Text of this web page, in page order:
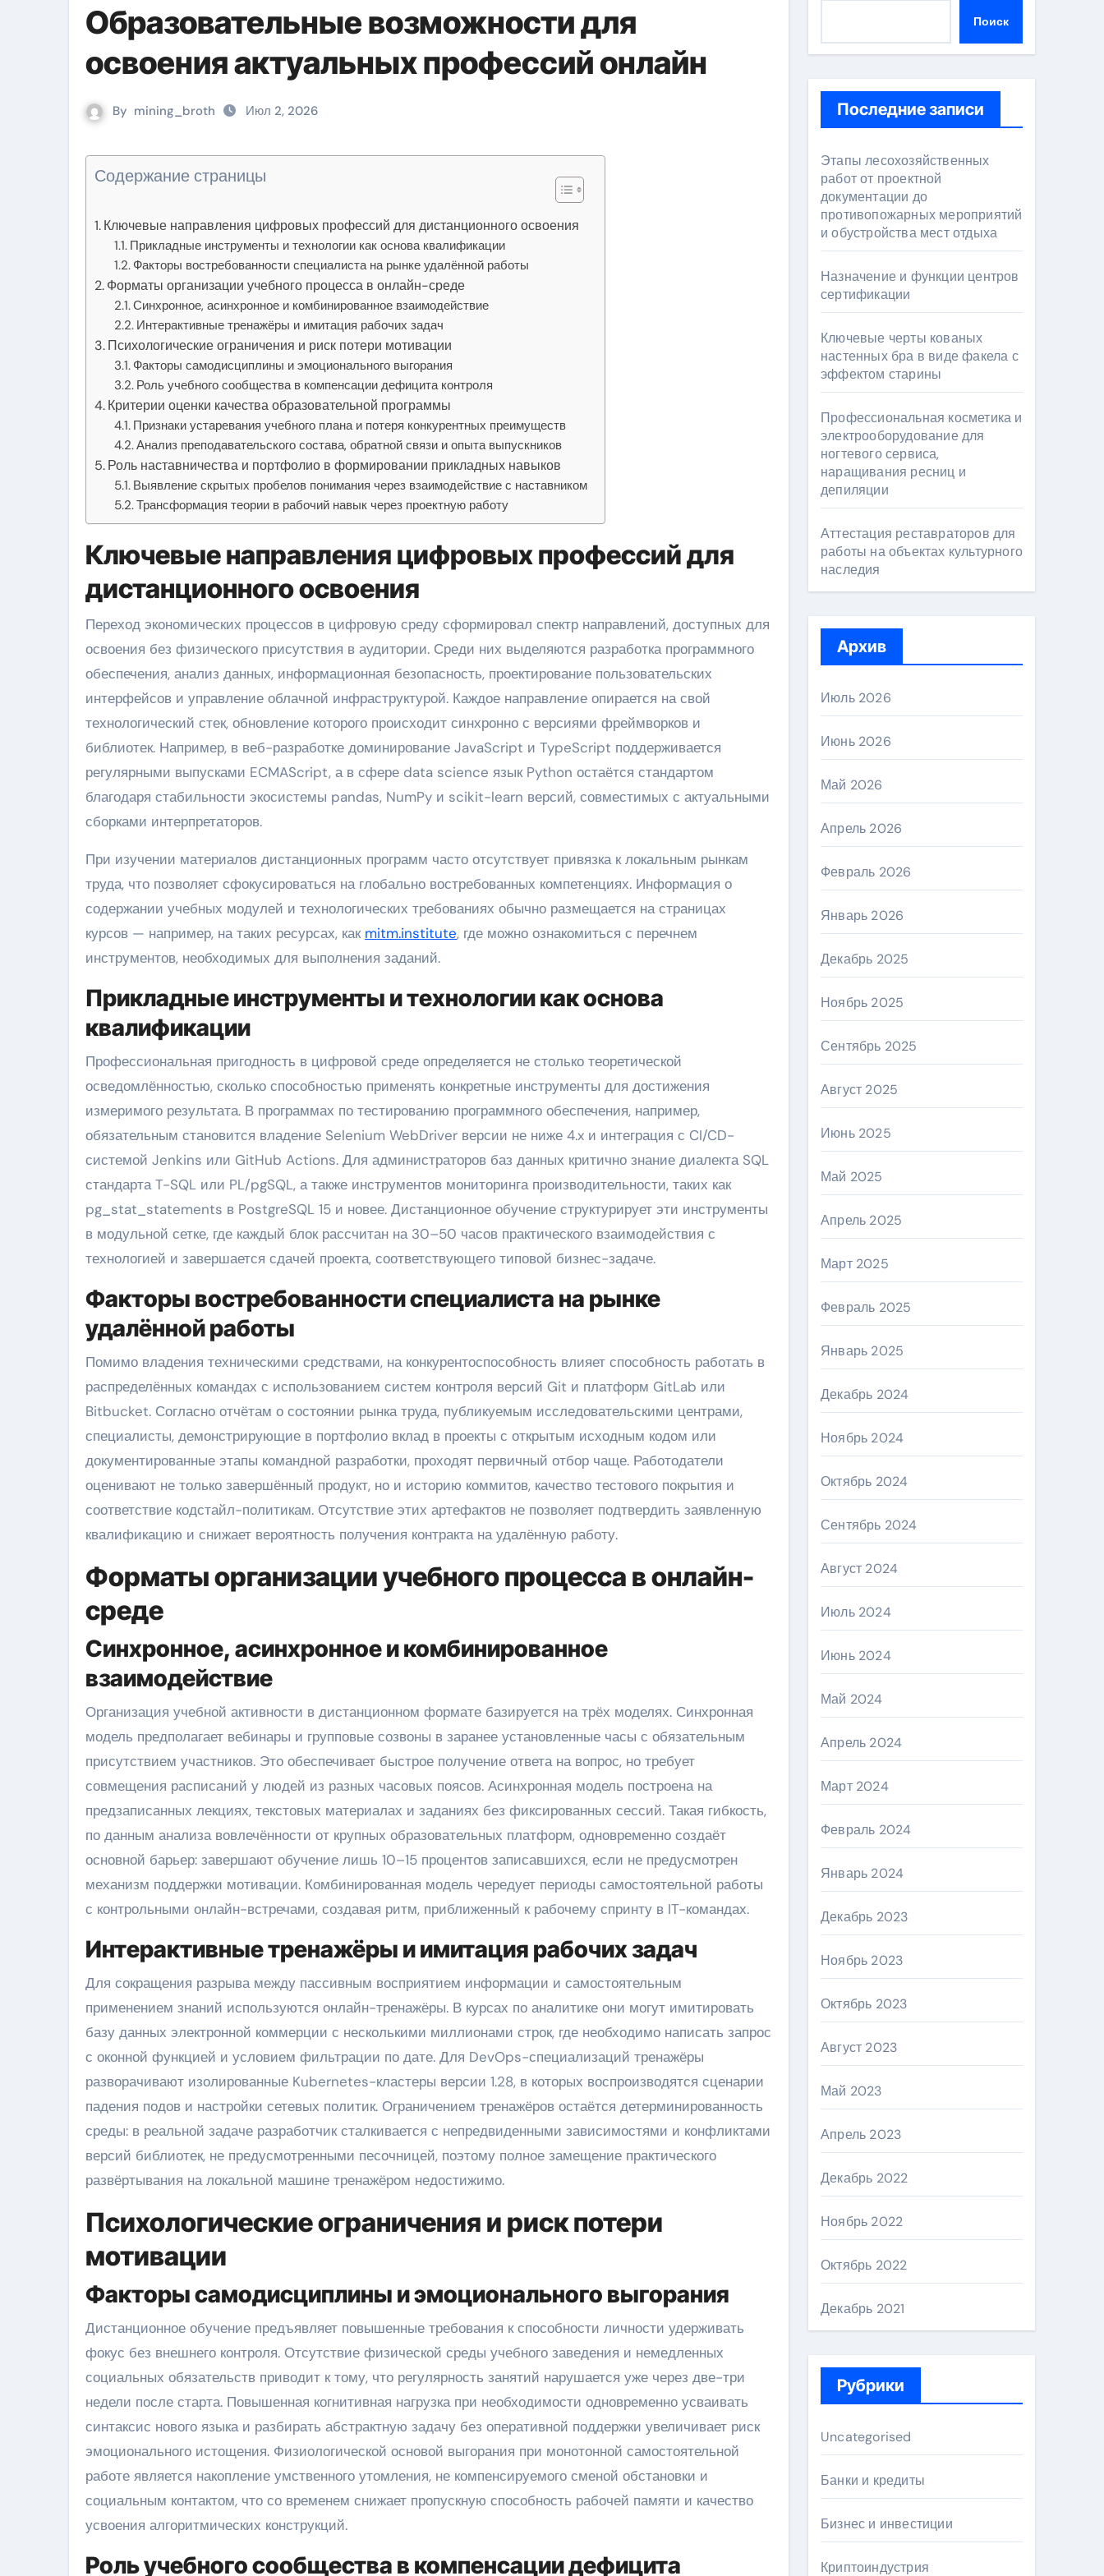
Образовательные возможности для
освоения актуальных профессий онлайн
By mining_broth Июл 2, 2026
Содержание страницы
Ключевые направления цифровых профессий для дистанционного освоения
Прикладные инструменты и технологии как основа квалификации
Факторы востребованности специалиста на рынке удалённой работы
Форматы организации учебного процесса в онлайн-среде
Синхронное, асинхронное и комбинированное взаимодействие
Интерактивные тренажёры и имитация рабочих задач
Психологические ограничения и риск потери мотивации
Факторы самодисциплины и эмоционального выгорания
Роль учебного сообщества в компенсации дефицита контроля
Критерии оценки качества образовательной программы
Признаки устаревания учебного плана и потеря конкурентных преимуществ
Анализ преподавательского состава, обратной связи и опыта выпускников
Роль наставничества и портфолио в формировании прикладных навыков
Выявление скрытых пробелов понимания через взаимодействие с наставником
Трансформация теории в рабочий навык через проектную работу
Ключевые направления цифровых профессий для
дистанционного освоения
Переход экономических процессов в цифровую среду сформировал спектр направлений, доступных для
освоения без физического присутствия в аудитории. Среди них выделяются разработка программного
обеспечения, анализ данных, информационная безопасность, проектирование пользовательских
интерфейсов и управление облачной инфраструктурой. Каждое направление опирается на свой
технологический стек, обновление которого происходит синхронно с версиями фреймворков и
библиотек. Например, в веб-разработке доминирование JavaScript и TypeScript поддерживается
регулярными выпусками ECMAScript, а в сфере data science язык Python остаётся стандартом
благодаря стабильности экосистемы pandas, NumPy и scikit-learn версий, совместимых с актуальными
сборками интерпретаторов.
При изучении материалов дистанционных программ часто отсутствует привязка к локальным рынкам
труда, что позволяет сфокусироваться на глобально востребованных компетенциях. Информация о
содержании учебных модулей и технологических требованиях обычно размещается на страницах
курсов — например, на таких ресурсах, как mitm.institute, где можно ознакомиться с перечнем
инструментов, необходимых для выполнения заданий.
Прикладные инструменты и технологии как основа
квалификации
Профессиональная пригодность в цифровой среде определяется не столько теоретической
осведомлённостью, сколько способностью применять конкретные инструменты для достижения
измеримого результата. В программах по тестированию программного обеспечения, например,
обязательным становится владение Selenium WebDriver версии не ниже 4.x и интеграция с CI/CD-
системой Jenkins или GitHub Actions. Для администраторов баз данных критично знание диалекта SQL
стандарта T-SQL или PL/pgSQL, а также инструментов мониторинга производительности, таких как
pg_stat_statements в PostgreSQL 15 и новее. Дистанционное обучение структурирует эти инструменты
в модульной сетке, где каждый блок рассчитан на 30–50 часов практического взаимодействия с
технологией и завершается сдачей проекта, соответствующего типовой бизнес-задаче.
Факторы востребованности специалиста на рынке
удалённой работы
Помимо владения техническими средствами, на конкурентоспособность влияет способность работать в
распределённых командах с использованием систем контроля версий Git и платформ GitLab или
Bitbucket. Согласно отчётам о состоянии рынка труда, публикуемым исследовательскими центрами,
специалисты, демонстрирующие в портфолио вклад в проекты с открытым исходным кодом или
документированные этапы командной разработки, проходят первичный отбор чаще. Работодатели
оценивают не только завершённый продукт, но и историю коммитов, качество тестового покрытия и
соответствие кодстайл-политикам. Отсутствие этих артефактов не позволяет подтвердить заявленную
квалификацию и снижает вероятность получения контракта на удалённую работу.
Форматы организации учебного процесса в онлайн-
среде
Синхронное, асинхронное и комбинированное
взаимодействие
Организация учебной активности в дистанционном формате базируется на трёх моделях. Синхронная
модель предполагает вебинары и групповые созвоны в заранее установленные часы с обязательным
присутствием участников. Это обеспечивает быстрое получение ответа на вопрос, но требует
совмещения расписаний у людей из разных часовых поясов. Асинхронная модель построена на
предзаписанных лекциях, текстовых материалах и заданиях без фиксированных сессий. Такая гибкость,
по данным анализа вовлечённости от крупных образовательных платформ, одновременно создаёт
основной барьер: завершают обучение лишь 10–15 процентов записавшихся, если не предусмотрен
механизм поддержки мотивации. Комбинированная модель чередует периоды самостоятельной работы
с контрольными онлайн-встречами, создавая ритм, приближенный к рабочему спринту в IT-командах.
Интерактивные тренажёры и имитация рабочих задач
Для сокращения разрыва между пассивным восприятием информации и самостоятельным
применением знаний используются онлайн-тренажёры. В курсах по аналитике они могут имитировать
базу данных электронной коммерции с несколькими миллионами строк, где необходимо написать запрос
с оконной функцией и условием фильтрации по дате. Для DevOps-специализаций тренажёры
разворачивают изолированные Kubernetes-кластеры версии 1.28, в которых воспроизводятся сценарии
падения подов и настройки сетевых политик. Ограничением тренажёров остаётся детерминированность
среды: в реальной задаче разработчик сталкивается с непредвиденными зависимостями и конфликтами
версий библиотек, не предусмотренными песочницей, поэтому полное замещение практического
развёртывания на локальной машине тренажёром недостижимо.
Психологические ограничения и риск потери
мотивации
Факторы самодисциплины и эмоционального выгорания
Дистанционное обучение предъявляет повышенные требования к способности личности удерживать
фокус без внешнего контроля. Отсутствие физической среды учебного заведения и немедленных
социальных обязательств приводит к тому, что регулярность занятий нарушается уже через две-три
недели после старта. Повышенная когнитивная нагрузка при необходимости одновременно усваивать
синтаксис нового языка и разбирать абстрактную задачу без оперативной поддержки увеличивает риск
эмоционального истощения. Физиологической основой выгорания при монотонной самостоятельной
работе является накопление умственного утомления, не компенсируемого сменой обстановки и
социальным контактом, что со временем снижает пропускную способность рабочей памяти и качество
усвоения алгоритмических конструкций.
Роль учебного сообщества в компенсации дефицита
Поиск
Последние записи
Этапы лесохозяйственных
работ от проектной
документации до
противопожарных мероприятий
и обустройства мест отдыха
Назначение и функции центров
сертификации
Ключевые черты кованых
настенных бра в виде факела с
эффектом старины
Профессиональная косметика и
электрооборудование для
ногтевого сервиса,
наращивания ресниц и
депиляции
Аттестация реставраторов для
работы на объектах культурного
наследия
Архив
Июль 2026
Июнь 2026
Май 2026
Апрель 2026
Февраль 2026
Январь 2026
Декабрь 2025
Ноябрь 2025
Сентябрь 2025
Август 2025
Июнь 2025
Май 2025
Апрель 2025
Март 2025
Февраль 2025
Январь 2025
Декабрь 2024
Ноябрь 2024
Октябрь 2024
Сентябрь 2024
Август 2024
Июль 2024
Июнь 2024
Май 2024
Апрель 2024
Март 2024
Февраль 2024
Январь 2024
Декабрь 2023
Ноябрь 2023
Октябрь 2023
Август 2023
Май 2023
Апрель 2023
Декабрь 2022
Ноябрь 2022
Октябрь 2022
Декабрь 2021
Рубрики
Uncategorised
Банки и кредиты
Бизнес и инвестиции
Криптоиндустрия